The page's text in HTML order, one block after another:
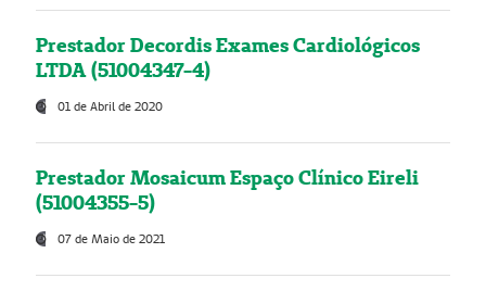
Prestador Decordis Exames Cardiológicos
LTDA (51004347-4)
01 de Abril de 2020
Prestador Mosaicum Espaço Clínico Eireli
(51004355-5)
07 de Maio de 2021